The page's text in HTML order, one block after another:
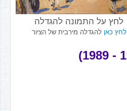
לחץ על התמונה להגדלה
לחץ כאן להגדלה מירבית של הציור